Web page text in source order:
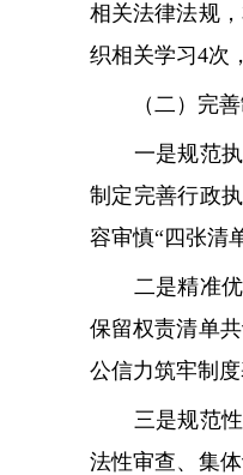
相关法律法规
织相关学习4次
（二）完善
一是规范执
制定完善行政
容审慎“四张清
二是精准优
保留权责清单
公信力筑牢制
三是规范性
法性审查、集